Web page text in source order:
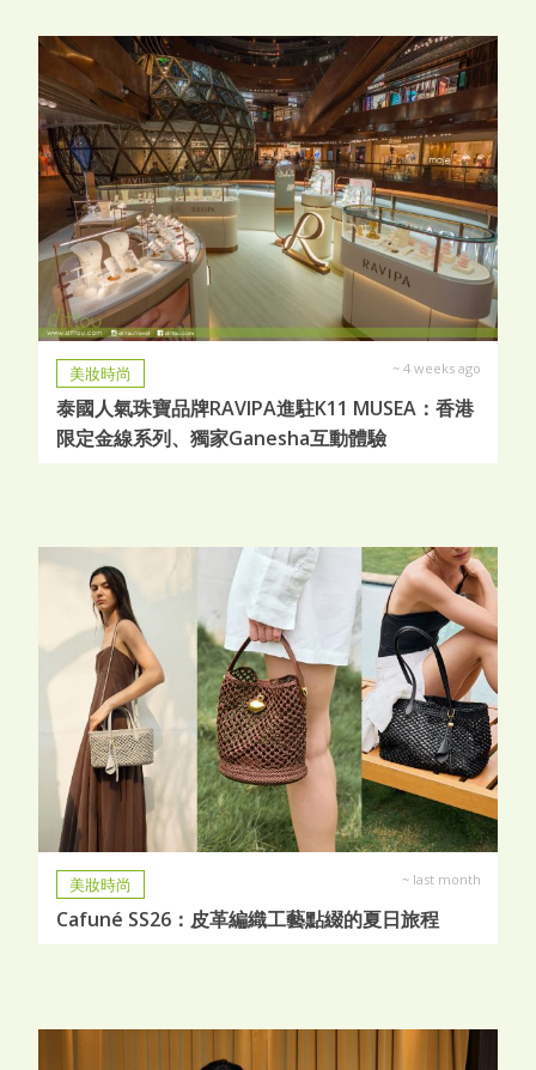
美妝時尚 ~ 4 weeks ago
泰國人氣珠寶品牌RAVIPA進駐K11 MUSEA：香港
限定金線系列、獨家Ganesha互動體驗
美妝時尚 ~ last month
Cafuné SS26：皮革編織工藝點綴的夏日旅程